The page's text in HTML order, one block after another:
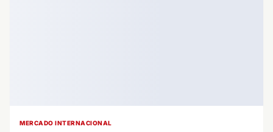
MERCADO INTERNACIONAL